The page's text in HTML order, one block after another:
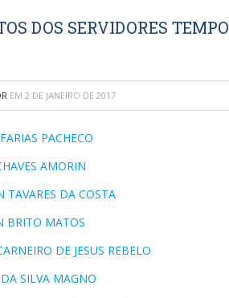
DOS SERVIDORES
EM 2 DE JANEIRO DE 2017
PACHECO
AMORIN
TAVARES DA COSTA
BRITO MATOS
DE JESUS REBELO
SILVA MAGNO